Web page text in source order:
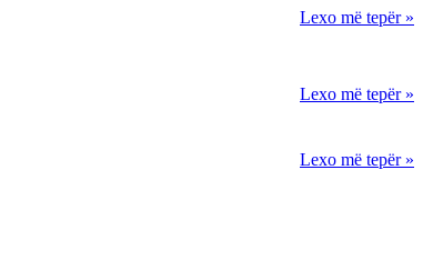
Lexo më tepër »
Lexo më tepër »
Lexo më tepër »